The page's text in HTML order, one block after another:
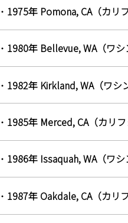
・ 1975年 Pomona, CA（カリ
・ 1980年 Bellevue, WA（ワシ
・ 1982年 Kirkland, WA（ワシ
・ 1985年 Merced, CA（カリ
・ 1986年 Issaquah, WA（ワシ
・ 1987年 Oakdale, CA（カリ